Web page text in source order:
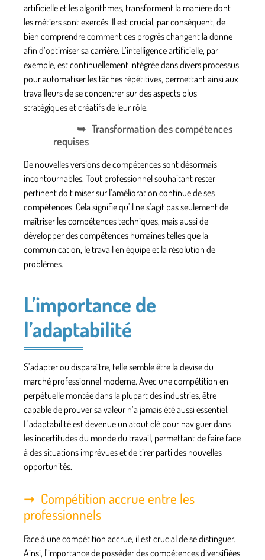
artificielle et les algorithmes, transforment la manière dont
les métiers sont exercés. Il est crucial, par conséquent, de
bien comprendre comment ces progrès changent la donne
afin d’optimiser sa carrière. L’intelligence artificielle, par
exemple, est continuellement intégrée dans divers processus
pour automatiser les tâches répétitives, permettant ainsi aux
travailleurs de se concentrer sur des aspects plus
stratégiques et créatifs de leur rôle.
Transformation des compétences
requises
De nouvellesversionsde compétences sont désormais
incontournables. Tout professionnel souhaitant rester
pertinent doit miser sur l’amélioration continue de ses
compétences. Cela signifie qu’il ne s’agit pas seulement de
maîtriser les compétences techniques, mais aussi de
développer des compétences humaines telles que la
communication, le travail en équipe et la résolution de
problèmes.
L’importance de
l’adaptabilité
S’adapter ou disparaître, telle semble être la devise du
marché professionnel moderne. Avec une compétition en
perpétuelle montée dans la plupart des industries, être
capable de prouver sa valeur n’a jamais été aussi essentiel.
L’adaptabilité est devenue un atout clé pour naviguer dans
les incertitudes du monde du travail, permettant de faire face
à des situations imprévues et de tirer parti des nouvelles
opportunités.
Compétition accrue entre les
professionnels
Face à une compétition accrue, il est crucial de se distinguer.
Ainsi, l’importance de posséder descompétencesdiversifiées